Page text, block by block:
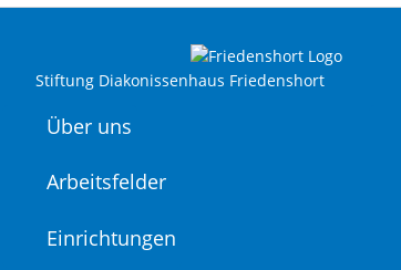
Stiftung Diakonissenhaus Friedenshort
Über uns
Arbeitsfelder
Einrichtungen